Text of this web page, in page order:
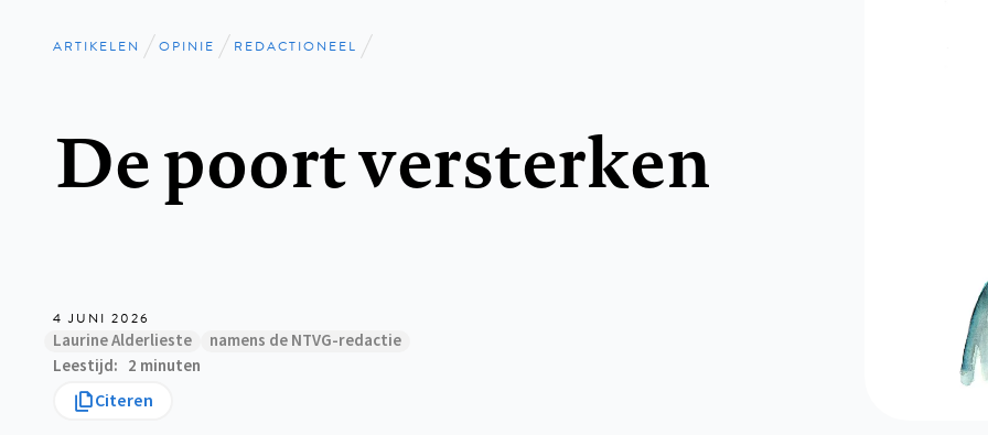
Kruimelpad
ARTIKELEN OPINIE REDACTIONEEL
De poort versterken
4 JUNI 2026
Laurine Alderlieste
namens de NTVG-redactie
Leestijd
2 minuten
Citeren